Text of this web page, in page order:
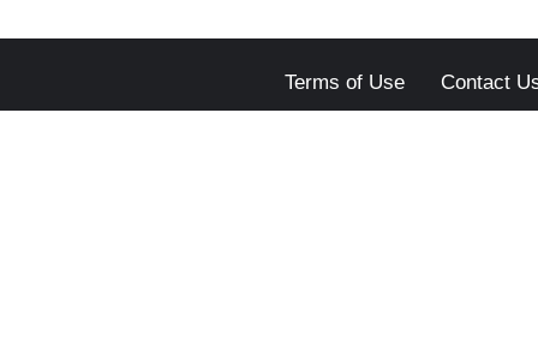
Terms of Use Contact